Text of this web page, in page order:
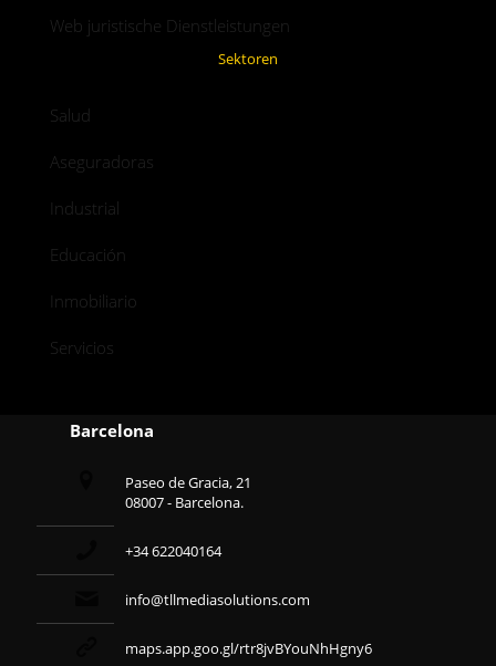
Web juristische Dienstleistungen
Sektoren
Salud
Aseguradoras
Industrial
Educación
Inmobiliario
Servicios
Barcelona
Paseo de Gracia, 21
08007 - Barcelona.
+34 622040164
info@tllmediasolutions.com
maps.app.goo.gl/rtr8jvBYouNhHgny6